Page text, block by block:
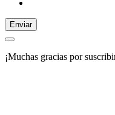
Enviar
¡Muchas gracias por